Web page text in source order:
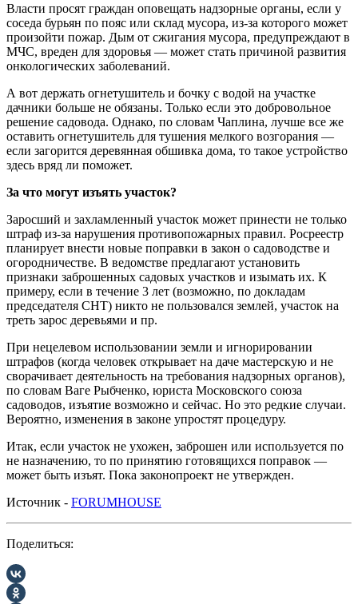
Власти просят граждан оповещать надзорные органы, если у
соседа бурьян по пояс или склад мусора, из-за которого может
произойти пожар. Дым от сжигания мусора, предупреждают в
МЧС, вреден для здоровья — может стать причиной развития
онкологических заболеваний.
А вот держать огнетушитель и бочку с водой на участке
дачники больше не обязаны. Только если это добровольное
решение садовода. Однако, по словам Чаплина, лучше все же
оставить огнетушитель для тушения мелкого возгорания —
если загорится деревянная обшивка дома, то такое устройство
здесь вряд ли поможет.
За что могут изъять участок?
Заросший и захламленный участок может принести не только
штраф из-за нарушения противопожарных правил. Росреестр
планирует внести новые поправки в закон о садоводстве и
огородничестве. В ведомстве предлагают установить
признаки заброшенных садовых участков и изымать их. К
примеру, если в течение 3 лет (возможно, по докладам
председателя СНТ) никто не пользовался землей, участок на
треть зарос деревьями и пр.
При нецелевом использовании земли и игнорировании
штрафов (когда человек открывает на даче мастерскую и не
сворачивает деятельность на требования надзорных органов),
по словам Ваге Рыбченко, юриста Московского союза
садоводов, изъятие возможно и сейчас. Но это редкие случаи.
Вероятно, изменения в законе упростят процедуру.
Итак, если участок не ухожен, заброшен или используется по
не назначению, то по принятию готовящихся поправок —
может быть изъят. Пока законопроект не утвержден.
Источник - FORUMHOUSE
Поделиться: